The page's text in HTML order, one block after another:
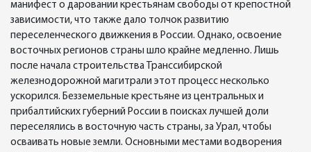
манифест о даровании крестьянам свободы от крепостной
зависимости, что также дало толчок развитию
переселенческого движкения в России. Однако, освоение
восточных регионов страны шло крайне медленно. Лишь
после начала строительства Транссибирской
железнодорожной магитрали этот процесс несколько
ускорился. Безземельные крестьяне из центральных и
прибалтийских губерний России в поисках лучшей доли
переселялись в восточную часть страны, за Урал, чтобы
осваивать новые земли. Основными местами водворения